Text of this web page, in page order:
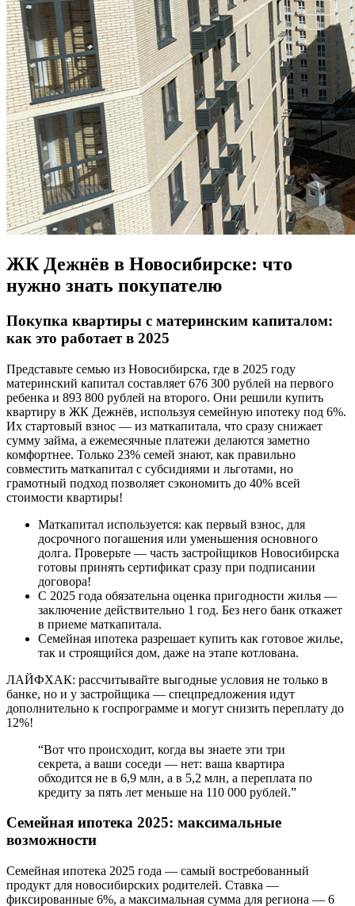
ЖК Дежнёв в Новосибирске: что
нужно знать покупателю
Покупка квартиры с материнским капиталом:
как это работает в 2025
Представьте семью из Новосибирска, где в 2025 году
материнский капитал составляет 676 300 рублей на первого
ребенка и 893 800 рублей на второго. Они решили купить
квартиру в ЖК Дежнёв, используя семейную ипотеку под 6%.
Их стартовый взнос — из маткапитала, что сразу снижает
сумму займа, а ежемесячные платежи делаются заметно
комфортнее. Только 23% семей знают, как правильно
совместить маткапитал с субсидиями и льготами, но
грамотный подход позволяет сэкономить до 40% всей
стоимости квартиры!
Маткапитал используется: как первый взнос, для
досрочного погашения или уменьшения основного
долга. Проверьте — часть застройщиков Новосибирска
готовы принять сертификат сразу при подписании
договора!
С 2025 года обязательна оценка пригодности жилья —
заключение действительно 1 год. Без него банк откажет
в приеме маткапитала.
Семейная ипотека разрешает купить как готовое жилье,
так и строящийся дом, даже на этапе котлована.
ЛАЙФХАК: рассчитывайте выгодные условия не только в
банке, но и у застройщика — спецпредложения идут
дополнительно к госпрограмме и могут снизить переплату до
12%!
“Вот что происходит, когда вы знаете эти три
секрета, а ваши соседи — нет: ваша квартира
обходится не в 6,9 млн, а в 5,2 млн, а переплата по
кредиту за пять лет меньше на 110 000 рублей.”
Семейная ипотека 2025: максимальные
возможности
Семейная ипотека 2025 года — самый востребованный
продукт для новосибирских родителей. Ставка —
фиксированные 6%, а максимальная сумма для региона — 6